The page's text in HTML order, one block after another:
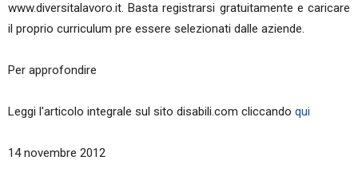
www.diversitalavoro.it. Basta registrarsi gratuitamente e caricare
il proprio curriculum pre essere selezionati dalle aziende.
Per approfondire
Leggi l'articolo integrale sul sito disabili.com cliccando qui
14 novembre 2012